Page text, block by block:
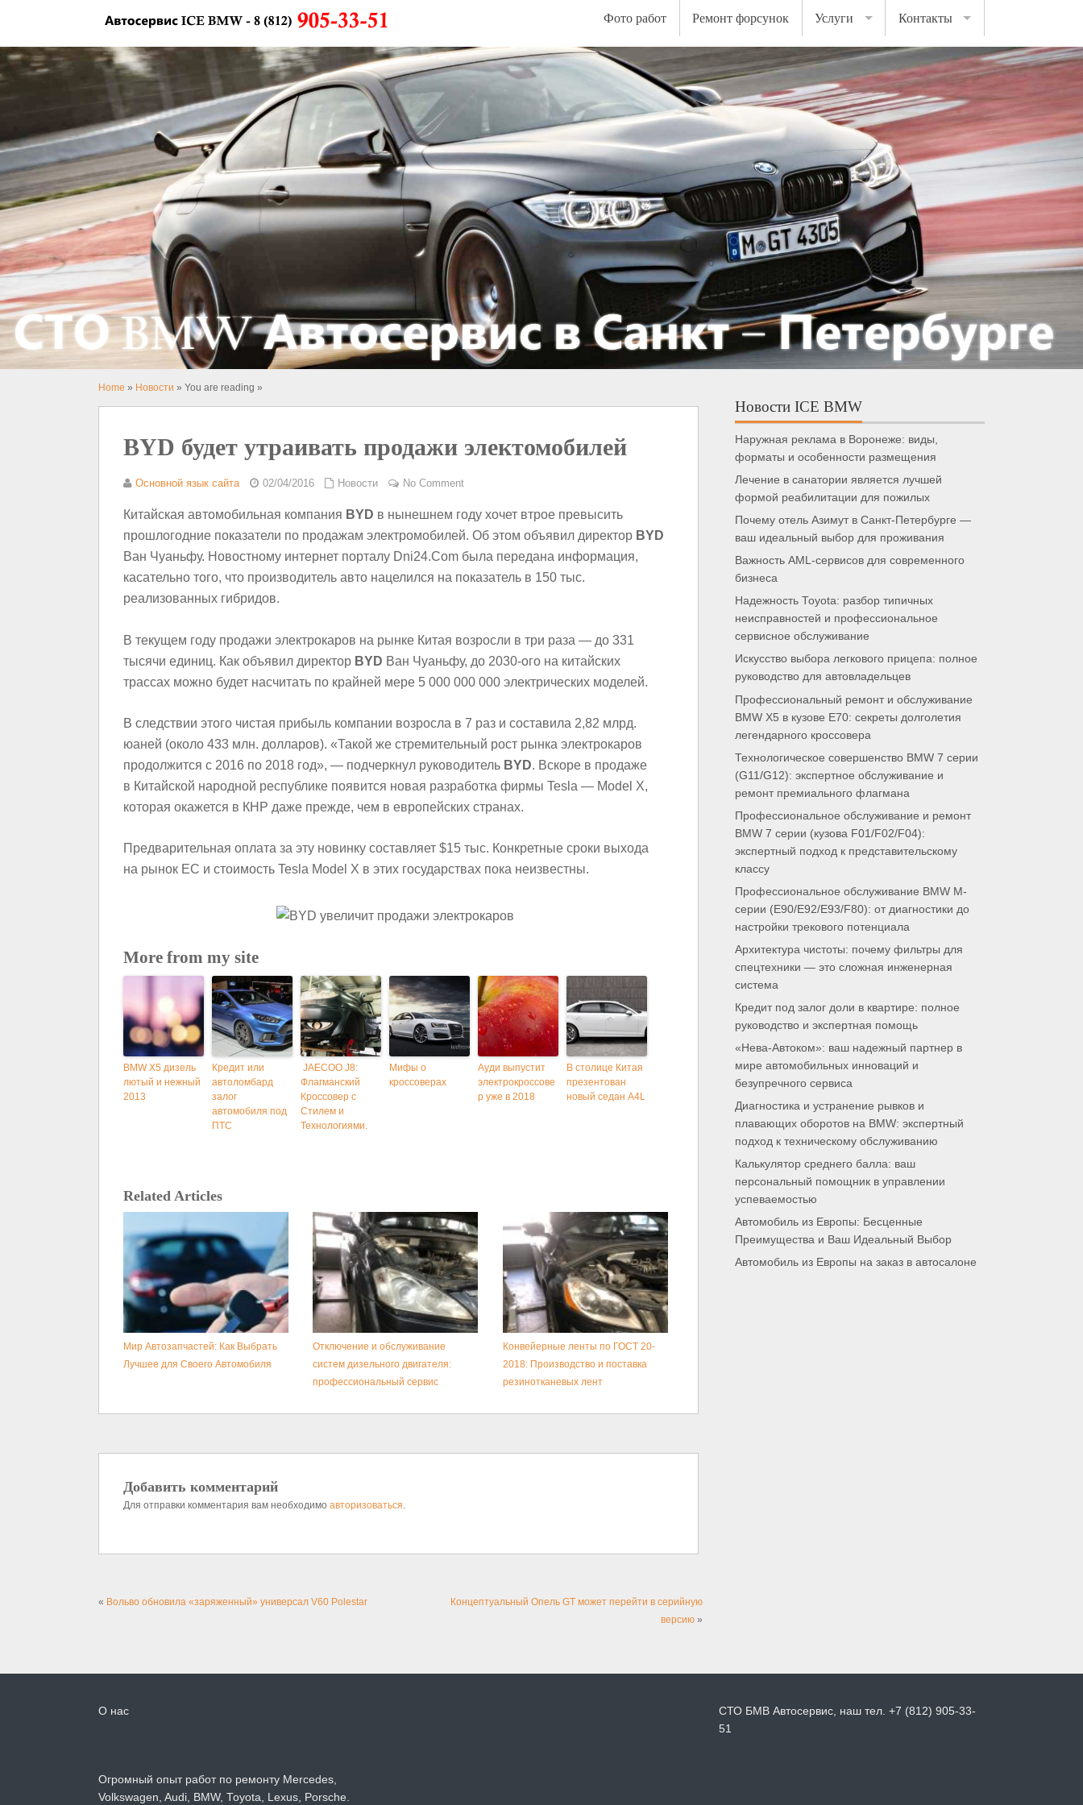
Фото работ Ремонт форсунок Услуги Контакты
Home » Новости » You are reading »
BYD будет утраивать продажи электомобилей
Основной язык сайта 02/04/2016 Новости No Comment
Китайская автомобильная компания BYD в нынешнем году хочет втрое превысить
прошлогодние показатели по продажам электромобилей. Об этом объявил директор BYD
Ван Чуаньфу. Новостному интернет порталу Dni24.Com была передана информация,
касательно того, что производитель авто нацелился на показатель в 150 тыс.
реализованных гибридов.
В текущем году продажи электрокаров на рынке Китая возросли в три раза — до 331
тысячи единиц. Как объявил директор BYD Ван Чуаньфу, до 2030-ого на китайских
трассах можно будет насчитать по крайней мере 5 000 000 000 электрических моделей.
В следствии этого чистая прибыль компании возросла в 7 раз и составила 2,82 млрд.
юаней (около 433 млн. долларов). «Такой же стремительный рост рынка электрокаров
продолжится с 2016 по 2018 год», — подчеркнул руководитель BYD. Вскоре в продаже
в Китайской народной республике появится новая разработка фирмы Tesla — Model X,
которая окажется в КНР даже прежде, чем в европейских странах.
Предварительная оплата за эту новинку составляет $15 тыс. Конкретные сроки выхода
на рынок ЕС и стоимость Tesla Model X в этих государствах пока неизвестны.
More from my site
BMW X5 дизель
лютый и нежный
2013
Кредит или
автоломбард
залог
автомобиля под
ПТС
JAECOO J8:
Флагманский
Кроссовер с
Стилем и
Технологиями.
Мифы о
кроссоверах
Ауди выпустит
электрокроссове
р уже в 2018
В столице Китая
презентован
новый седан A4L
Related Articles
Мир Автозапчастей: Как Выбрать
Лучшее для Своего Автомобиля
Отключение и обслуживание
систем дизельного двигателя:
профессиональный сервис
Конвейерные ленты по ГОСТ 20-
2018: Производство и поставка
резинотканевых лент
Добавить комментарий
Для отправки комментария вам необходимо авторизоваться.
« Вольво обновила «заряженный» универсал V60 Polestar
Концептуальный Опель GT может перейти в серийную
версию »
Новости ICE BMW
Наружная реклама в Воронеже: виды,
форматы и особенности размещения
Лечение в санатории является лучшей
формой реабилитации для пожилых
Почему отель Азимут в Санкт-Петербурге —
ваш идеальный выбор для проживания
Важность AML-сервисов для современного
бизнеса
Надежность Toyota: разбор типичных
неисправностей и профессиональное
сервисное обслуживание
Искусство выбора легкового прицепа: полное
руководство для автовладельцев
Профессиональный ремонт и обслуживание
BMW X5 в кузове E70: секреты долголетия
легендарного кроссовера
Технологическое совершенство BMW 7 серии
(G11/G12): экспертное обслуживание и
ремонт премиального флагмана
Профессиональное обслуживание и ремонт
BMW 7 серии (кузова F01/F02/F04):
экспертный подход к представительскому
классу
Профессиональное обслуживание BMW M-
серии (E90/E92/E93/F80): от диагностики до
настройки трекового потенциала
Архитектура чистоты: почему фильтры для
спецтехники — это сложная инженерная
система
Кредит под залог доли в квартире: полное
руководство и экспертная помощь
«Нева-Автоком»: ваш надежный партнер в
мире автомобильных инноваций и
безупречного сервиса
Диагностика и устранение рывков и
плавающих оборотов на BMW: экспертный
подход к техническому обслуживанию
Калькулятор среднего балла: ваш
персональный помощник в управлении
успеваемостью
Автомобиль из Европы: Бесценные
Преимущества и Ваш Идеальный Выбор
Автомобиль из Европы на заказ в автосалоне
О нас
Огромный опыт работ по ремонту Mercedes,
Volkswagen, Audi, BMW, Toyota, Lexus, Porsche.
СТО БМВ Автосервис, наш тел. +7 (812) 905-33-
51